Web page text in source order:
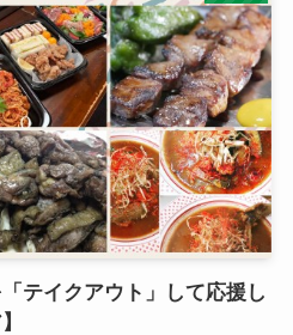
テイクアウト」して応援し